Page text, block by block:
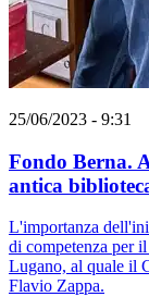
25/06/2023 - 9:31
Fondo Berna.
antica
L'importanza
di competenza per
Lugano, al quale il
Flavio Zappa.